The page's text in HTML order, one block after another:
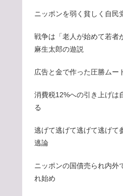
ニッポンを弱く貧しく自民
戦争は「老人が始めて若者
麻生太郎の遊説
広告と金で作った圧勝ムー
消費税12%への引き上げは
る
逃げて逃げて逃げて逃げて
逃論
ニッポンの国債売られ内外
れ始め